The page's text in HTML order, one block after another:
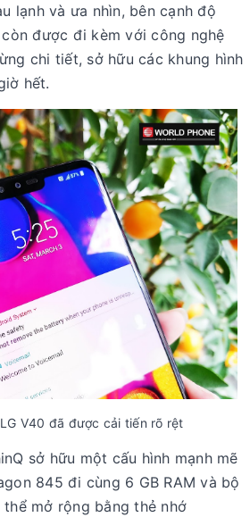
lạnh và ưa nhìn, bên cạnh độ
được đi kèm với công nghệ
chi tiết, sở hữu các khung hình
hết.
V40 đã được cải tiến rõ rệt
sở hữu một cấu hình mạnh mẽ
845 đi cùng 6 GB RAM và bộ
mở rộng bằng thẻ nhớ